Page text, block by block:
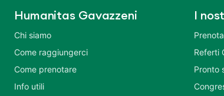
Humanitas Gavazzeni
Chi siamo
Come raggiungerci
Come prenotare
Info utili
I
Referti
Pronto